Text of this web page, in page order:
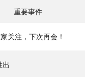
重要事件
关注，下次再会！
出